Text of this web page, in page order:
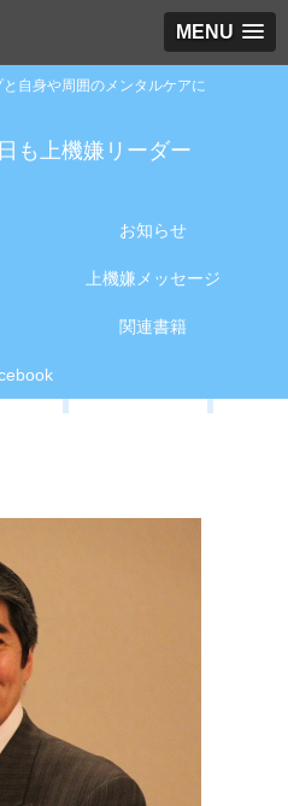
MENU
自身や周囲のメンタルケアに
も上機嫌リーダー
お知らせ
上機嫌メッセージ
関連書籍